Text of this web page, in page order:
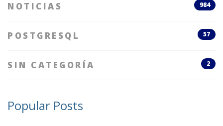
NOTICIAS 984
POSTGRESQL 57
SIN CATEGORÍA 2
Popular Posts